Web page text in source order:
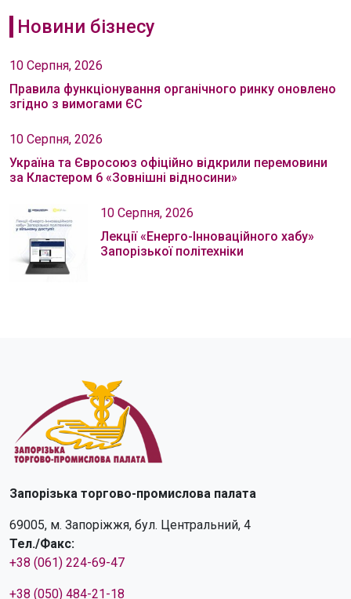
Новини бізнесу
10 Серпня, 2026
Правила функціонування органічного ринку оновлено
згідно з вимогами ЄС
10 Серпня, 2026
Україна та Євросоюз офіційно відкрили перемовини
за Кластером 6 «Зовнішні відносини»
10 Серпня, 2026
Лекції «Енерго-Інноваційного хабу»
Запорізької політехніки
Запорізька торгово-промислова палата
69005, м. Запоріжжя, бул. Центральний, 4
Тел./Факс:
+38 (061) 224-69-47
+38 (050) 484-21-18